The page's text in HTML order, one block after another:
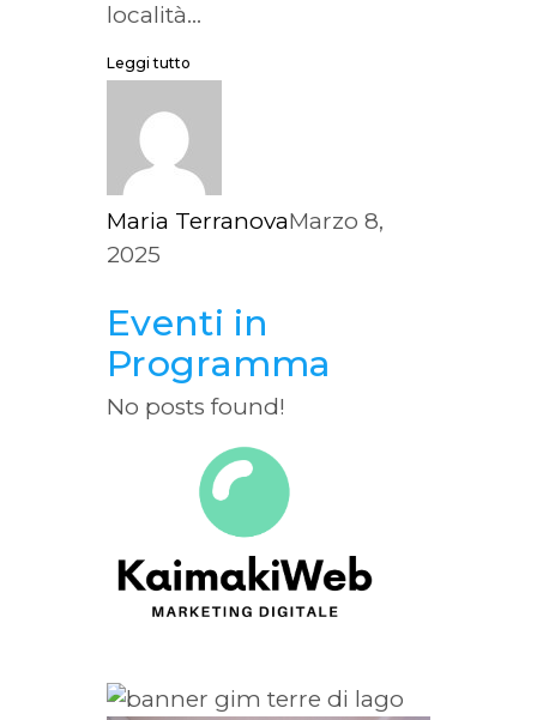
località...
Leggi tutto
Maria TerranovaMarzo 8,
2025
Eventi in
Programma
No posts found!